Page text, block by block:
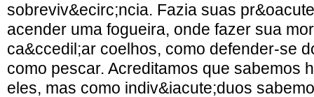
sobreviv&ecirc;ncia. Fazia suas
acender uma fogueira, onde fazer sua
ca&ccedil;ar coelhos, como defender-se
como pescar. Acreditamos que sabemos
eles, mas como indiv&iacute;duos